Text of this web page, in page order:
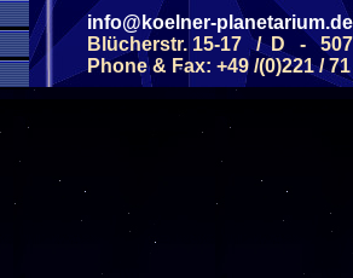
Wochentag
SAMSTAG
SAMSTAG
info@koelner-planetarium.de
Blücherstr. 15-17 / D -
Phone & Fax: +49 /(0)221 /